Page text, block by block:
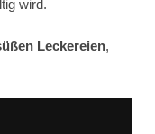
wird.
Leckereien,